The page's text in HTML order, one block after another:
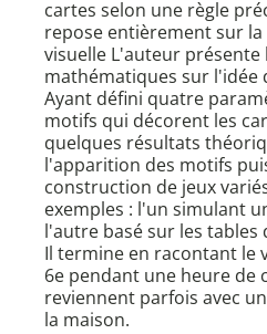
cartes selon une règle
repose entièrement sur
visuelle L'auteur présente
mathématiques sur l'idée
Ayant défini quatre
motifs qui décorent les
quelques résultats
l'apparition des motifs
construction de jeux
exemples : l'un simulant
l'autre basé sur les
Il termine en racontant le
6e pendant une heure de
reviennent parfois avec
la maison.